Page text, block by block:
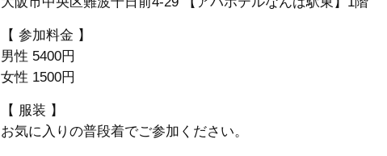
【 参加料金 】
男性 5400円
女性 1500円
【 服装 】
お気に入りの普段着でご参加ください。